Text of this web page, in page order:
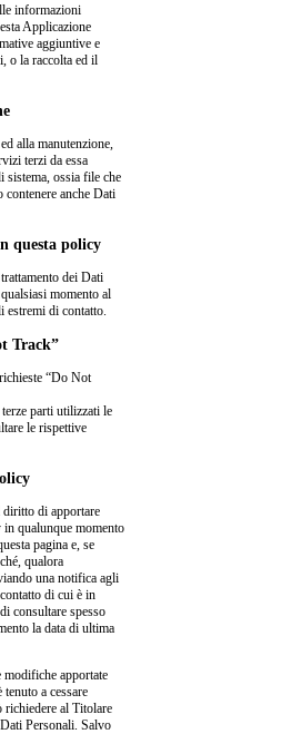
informazioni
Applicazione
aggiuntive e
o la raccolta ed il
alla manutenzione,
terzi da essa
sistema, ossia file che
contenere anche Dati
questa policy
dei Dati
momento al
estremi di contatto.
Track”
“Do Not
parti utilizzati le
le rispettive
di apportare
qualunque momento
pagina e, se
qualora
una notifica agli
di cui è in
consultare spesso
la data di ultima
modifiche apportate
a cessare
richiedere al Titolare
Personali. Salvo